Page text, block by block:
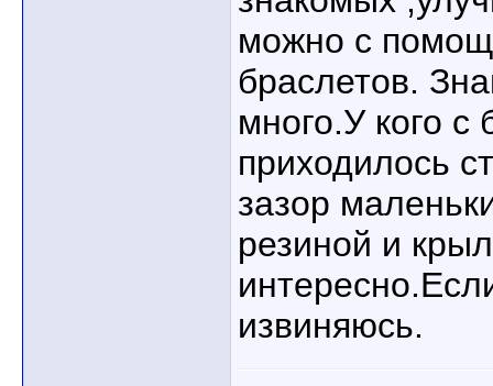
можно с
браслетов.
много.У кого с
приходилось
зазор
резиной и
извиняюсь.